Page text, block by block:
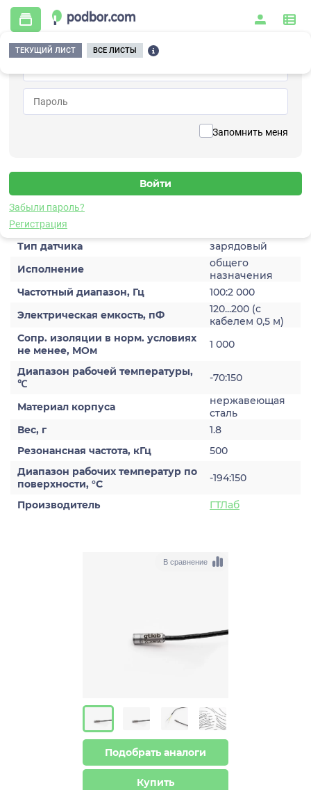
Запомнить меня
Забыли пароль?
Регистрация
ТЕКУЩИЙ ЛИСТ ВСЕ ЛИСТЫ
Главная / Контрольно-измерительные приборы и автоматика / Датчики /
Акустической эмиссии / 7C209TA
Датчик акустической эмиссии
Характеристики
Тип датчика
зарядовый
Исполнение
общего
назначения
Частотный диапазон, Гц
100:2 000
Электрическая емкость, пФ
120...200 (с
кабелем 0,5 м)
Сопр. изоляции в норм. условиях
не менее, МОм
1 000
Диапазон рабочей температуры,
℃
-70:150
Материал корпуса
нержавеющая
сталь
Вес, г
1.8
Резонансная частота, кГц
500
Диапазон рабочих температур по
поверхности, °С
-194:150
Производитель ГТЛаб
В сравнение
Подобрать аналоги
Купить